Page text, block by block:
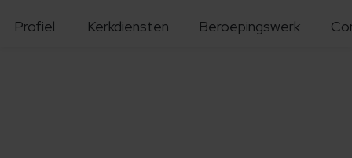
Profiel Kerkdiensten Beroepingswerk